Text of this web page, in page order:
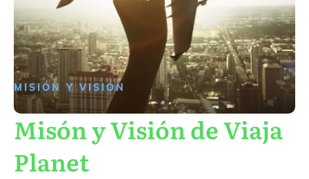
MISIÓN Y VISIÓN
Misón y Visión de Viaja
Planet